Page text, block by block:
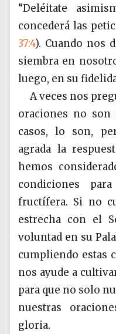
“Deléitate
concederá las
37:4). Cuando nos
siembra en
luego, en su
A veces nos
oraciones no son
casos, lo son,
agrada la
hemos
condiciones
fructífera. Si no
estrecha con el
voluntad en su
cumpliendo estas
nos ayude a
para que no solo
nuestras
gloria.